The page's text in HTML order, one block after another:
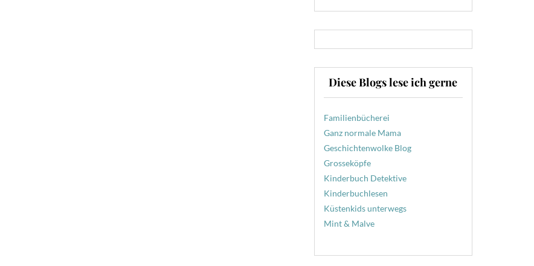
Diese Blogs lese ich gerne
Familienbücherei
Ganz normale Mama
Geschichtenwolke Blog
Grosseköpfe
Kinderbuch Detektive
Kinderbuchlesen
Küstenkids unterwegs
Mint & Malve